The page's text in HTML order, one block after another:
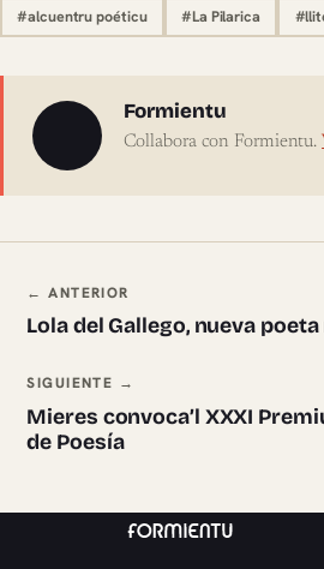
#alcuentru poéticu #La Pilarica
Sobre l'autor
Formientu
Collabora con Formientu.
Navegación ente
← ANTERIOR
Lola del Gallego, nueva
SIGUIENTE →
Mieres convoca’l XXXI
de Poesía